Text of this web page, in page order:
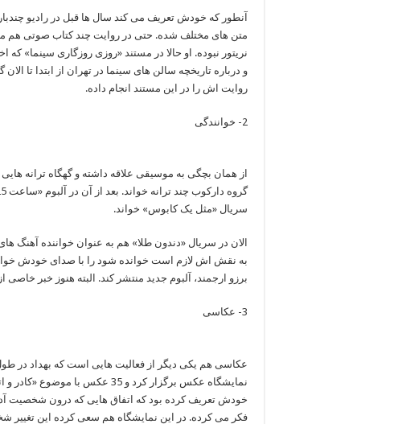
آنطور که خودش تعریف می کند سال ها قبل در رادیو
متن های مختلف شده. حتی در روایت چند کتاب صوتی هم
نریتور نبوده. او حالا در مستند «روزی روزگاری سینما»
و درباره تاریخچه سالن های سینما در تهران از ابتدا تا
روایت اش را در این مستند انجام داده.
2- خوانندگی
سریال «مثل یک کابوس» خواند.
الان در سریال «دندون طلا» هم به عنوان خواننده آهنگ
به نقش اش لازم است خوانده شود را با صدای خودش
برزو ارجمند، آلبوم جدید منتشر کند. البته هنوز خبر خاصی
3- عکاسی
نمایشگاه عکس برگزار کرد و 35
خودش تعریف کرده بود که اتفاق هایی که درون شخصیت
فکر می کرده. در این نمایشگاه هم سعی کرده این تغییر